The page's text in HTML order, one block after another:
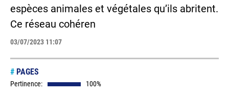
espèces animales et végétales qu’ils abritent.
Ce réseau cohéren
03/07/2023 11:07
# PAGES
Pertinence: 100%